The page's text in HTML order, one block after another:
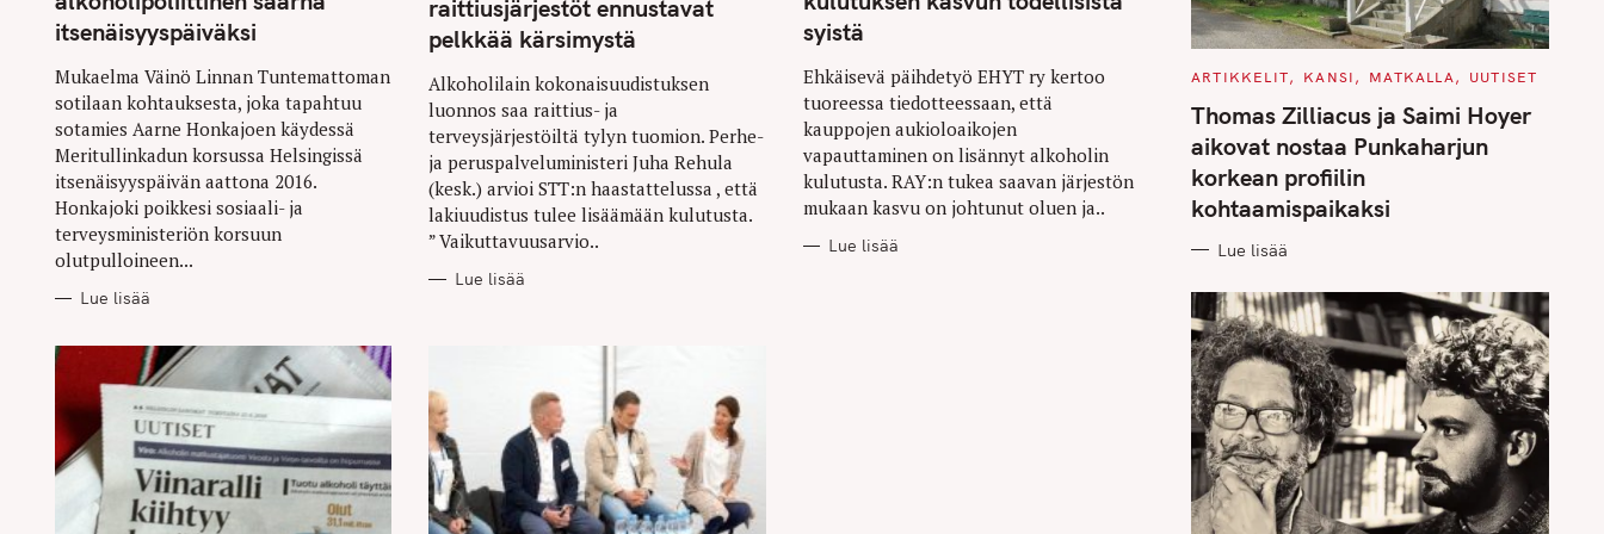
E
S
itsenäisyyspäiväksi
Mukaelma Väinö Linnan Tuntemattoman
sotilaan kohtauksesta, joka tapahtuu
sotamies Aarne Honkajoen käydessä
Meritullinkadun korsussa Helsingissä
itsenäisyyspäivän aattona 2016.
Honkajoki poikkesi sosiaali- ja
terveysministeriön korsuun
olutpulloineen...
Lue lisää
E
Sraittiusjärjestöt ennustavat
pelkkää kärsimystä
Alkoholilain kokonaisuudistuksen
luonnos saa raittius- ja
terveysjärjestöiltä tylyn tuomion. Perhe-
ja peruspalveluministeri Juha Rehula
(kesk.) arvioi STT:n haastattelussa , että
lakiuudistus tulee lisäämään kulutusta.
” Vaikuttavuusarvio..
Lue lisää
E
syistä
Ehkäisevä päihdetyö EHYT ry kertoo
tuoreessa tiedotteessaan, että
kauppojen aukioloaikojen
vapauttaminen on lisännyt alkoholin
kulutusta. RAY:n tukea saavan järjestön
mukaan kasvu on johtunut oluen ja..
Lue lisää
C
T
E
O
R
I
E
S
ARTIKKELIT KANSI MATKALLA UUTISET
Thomas Zilliacus ja Saimi Hoyer
aikovat nostaa Punkaharjun
korkean profiilin
kohtaamispaikaksi
Lue lisää